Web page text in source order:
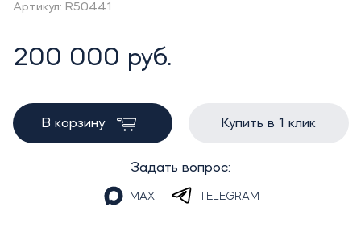
Артикул: R50441
200 000 руб.
В корзину Купить в 1 клик
Задать вопрос:
MAX TELEGRAM